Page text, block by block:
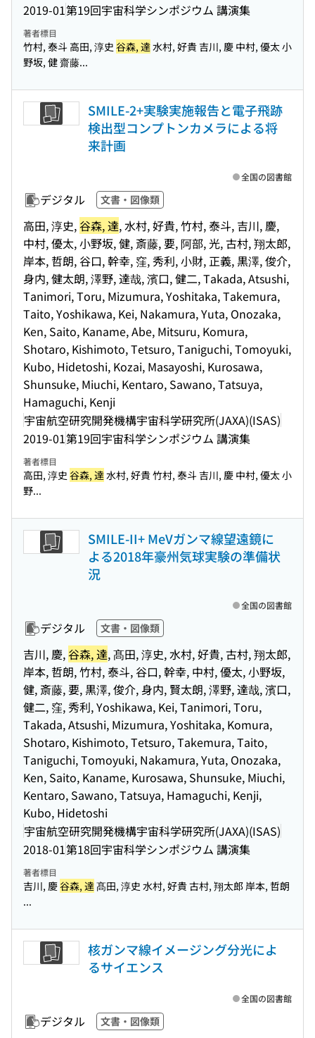
2019-01第19回宇宙科学シンポジウム 講演集
著者標目
竹村, 泰斗 高田, 淳史 谷森, 達水村, 好貴 吉川, 慶 中村, 優太 小
野坂, 健 齋藤...
SMILE-2+実験実施報告と電子飛跡
検出型コンプトンカメラによる将
来計画
デジタル 文書・図像類
高田, 淳史,谷森, 達, 水村, 好貴, 竹村, 泰斗, 吉川, 慶,
中村, 優太, 小野坂, 健, 斎藤, 要, 阿部, 光, 古村, 翔太郎,
岸本, 哲朗, 谷口, 幹幸, 窪, 秀利, 小財, 正義, 黒澤, 俊介,
身内, 健太朗, 澤野, 達哉, 濱口, 健二, Takada, Atsushi,
Tanimori, Toru, Mizumura, Yoshitaka, Takemura,
Taito, Yoshikawa, Kei, Nakamura, Yuta, Onozaka,
Ken, Saito, Kaname, Abe, Mitsuru, Komura,
Shotaro, Kishimoto, Tetsuro, Taniguchi, Tomoyuki,
Kubo, Hidetoshi, Kozai, Masayoshi, Kurosawa,
Shunsuke, Miuchi, Kentaro, Sawano, Tatsuya,
Hamaguchi, Kenji
宇宙航空研究開発機構宇宙科学研究所(JAXA)(ISAS)
2019-01第19回宇宙科学シンポジウム 講演集
全国の図書館
著者標目
高田, 淳史 谷森, 達水村, 好貴 竹村, 泰斗 吉川, 慶 中村, 優太 小
野...
SMILE-II+ MeVガンマ線望遠鏡に
よる2018年豪州気球実験の準備状
況
デジタル 文書・図像類
吉川, 慶,谷森, 達, 髙田, 淳史, 水村, 好貴, 古村, 翔太郎,
岸本, 哲朗, 竹村, 泰斗, 谷口, 幹幸, 中村, 優太, 小野坂,
健, 斎藤, 要, 黒澤, 俊介, 身内, 賢太朗, 澤野, 達哉, 濱口,
健二, 窪, 秀利, Yoshikawa, Kei, Tanimori, Toru,
Takada, Atsushi, Mizumura, Yoshitaka, Komura,
Shotaro, Kishimoto, Tetsuro, Takemura, Taito,
Taniguchi, Tomoyuki, Nakamura, Yuta, Onozaka,
Ken, Saito, Kaname, Kurosawa, Shunsuke, Miuchi,
Kentaro, Sawano, Tatsuya, Hamaguchi, Kenji,
Kubo, Hidetoshi
宇宙航空研究開発機構宇宙科学研究所(JAXA)(ISAS)
2018-01第18回宇宙科学シンポジウム 講演集
全国の図書館
著者標目
吉川, 慶谷森, 達髙田, 淳史 水村, 好貴 古村, 翔太郎 岸本, 哲朗
...
核ガンマ線イメージング分光によ
るサイエンス
デジタル 文書・図像類
全国の図書館